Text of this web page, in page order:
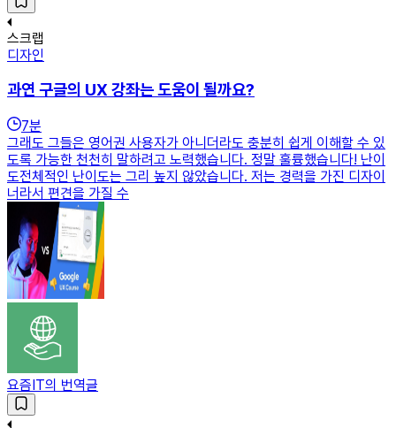
스크랩
디자인
과연 구글의 UX 강좌는 도움이 될까요?
7분
그래도 그들은 영어권 사용자가 아니더라도 충분히 쉽게 이해할 수 있
도록 가능한 천천히 말하려고 노력했습니다. 정말 훌륭했습니다! 난이
도전체적인 난이도는 그리 높지 않았습니다. 저는 경력을 가진 디자이
너라서 편견을 가질 수
요즘IT의 번역글